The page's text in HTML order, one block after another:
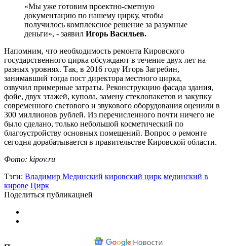
«Мы уже готовим проектно-сметную
документацию по нашему цирку, чтобы
получилось комплексное решение за разумные
деньги», - заявил Игорь Васильев.
Напомним, что необходимость ремонта Кировского
государственного цирка обсуждают в течение двух лет на
разных уровнях. Так, в 2016 году Игорь Загребин,
занимавший тогда пост директора местного цирка,
озвучил примерные затраты. Реконструкцию фасада здания,
фойе, двух этажей, купола, замену стеклопакетов и закупку
современного светового и звукового оборудования оценили в
300 миллионов рублей. Из перечисленного почти ничего не
было сделано, только небольшой косметический по
благоустройству основных помещений. Вопрос о ремонте
сегодня дорабатывается в правительстве Кировской области.
Фото: kipov.ru
Тэги: Владимир Мединский кировский цирк мединский в
кирове Цирк
Поделиться публикацией